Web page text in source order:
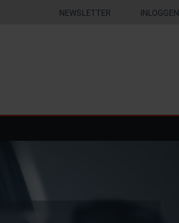
NEWSLETTER INLOGGEN